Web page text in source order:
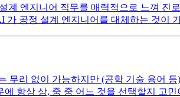
엔지니어 직무를 매력적으로 느껴 진
공정 설계 엔지니어를 대체하는 것이
리 없이 가능하지만 (공학 기술 용어
항상 상, 중 중 어느 것을 선택할지 고